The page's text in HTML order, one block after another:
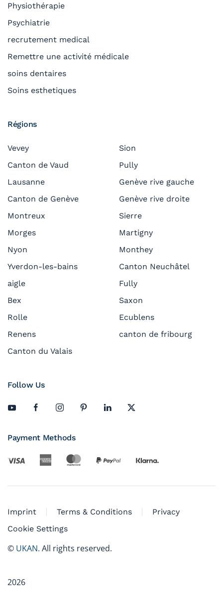
Physiothérapie
Psychiatrie
recrutement medical
Remettre une activité médicale
soins dentaires
Soins esthetiques
Régions
Vevey
Canton de Vaud
Lausanne
Canton de Genève
Montreux
Morges
Nyon
Yverdon-les-bains
aigle
Bex
Rolle
Renens
Canton du Valais
Sion
Pully
Genève rive gauche
Genève rive droite
Sierre
Martigny
Monthey
Canton Neuchâtel
Fully
Saxon
Ecublens
canton de fribourg
Follow Us
Payment Methods
Imprint Terms & Conditions
Privacy
Cookie Settings
© UKAN. All rights reserved.
2026